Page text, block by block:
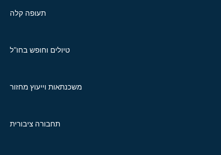
תעופה קלה
טיולים וחופש בחו"ל
משכנתאות וייעוץ מחזור
תחבורה ציבורית